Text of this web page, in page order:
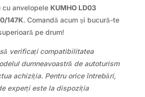
anvelopele KUMHO LD03
147K. Comandă acum și bucură-te
pe drum!
verificați compatibilitatea
dumneavoastră de autoturism
achiziția. Pentru orice întrebări,
experți este la dispoziția